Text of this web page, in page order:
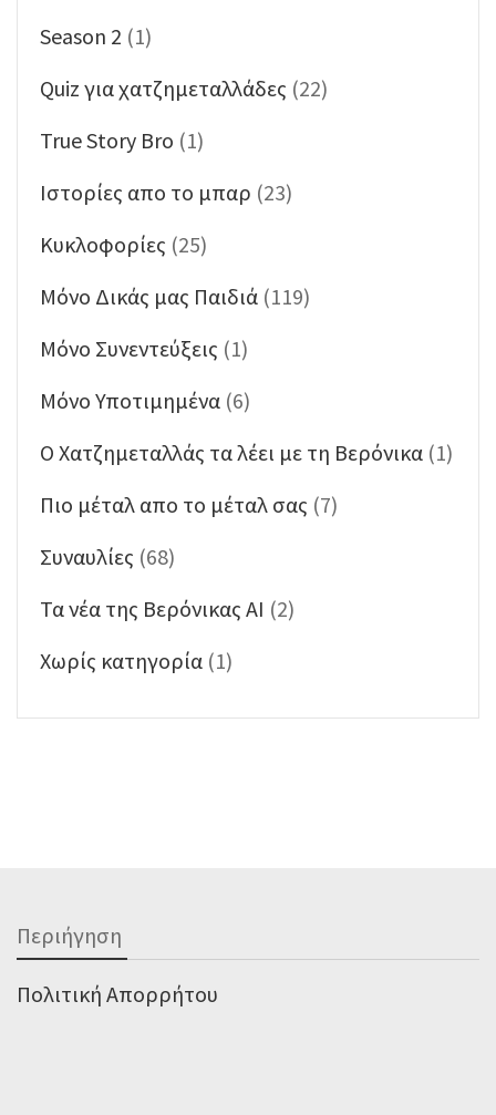
Season 2 (1)
Quiz για χατζημεταλλάδες (22)
True Story Bro (1)
Ιστορίες απο το μπαρ (23)
Κυκλοφορίες (25)
Μόνο Δικάς μας Παιδιά (119)
Μόνο Συνεντεύξεις (1)
Μόνο Υποτιμημένα (6)
Ο Χατζημεταλλάς τα λέει με τη Βερόνικα (1)
Πιο μέταλ απο το μέταλ σας (7)
Συναυλίες (68)
Τα νέα της Βερόνικας ΑΙ (2)
Χωρίς κατηγορία (1)
Περιήγηση
Πολιτική Απορρήτου